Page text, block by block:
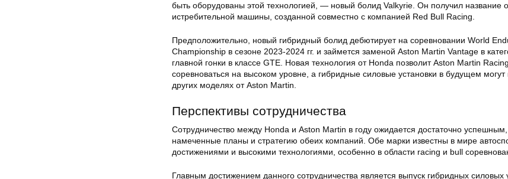
быть оборудованы этой технологией, — новый болид Valkyrie. Он получил название
истребительной машины, созданной совместно с компанией Red Bull Racing.
Предположительно, новый гибридный болид дебютирует на соревновании World
Championship в сезоне 2023-2024 гг. и займется заменой Aston Martin Vantage в
главной гонки в классе GTE. Новая технология от Honda позволит Aston Martin
соревноваться на высоком уровне, а гибридные силовые установки в будущем могут
других моделях от Aston Martin.
Перспективы сотрудничества
Сотрудничество между Honda и Aston Martin в году ожидается достаточно
намеченные планы и стратегию обеих компаний. Обе марки известны в мире
достижениями и высокими технологиями, особенно в области racing и bull
Главным достижением данного сотрудничества является выпуск гибридных силовых